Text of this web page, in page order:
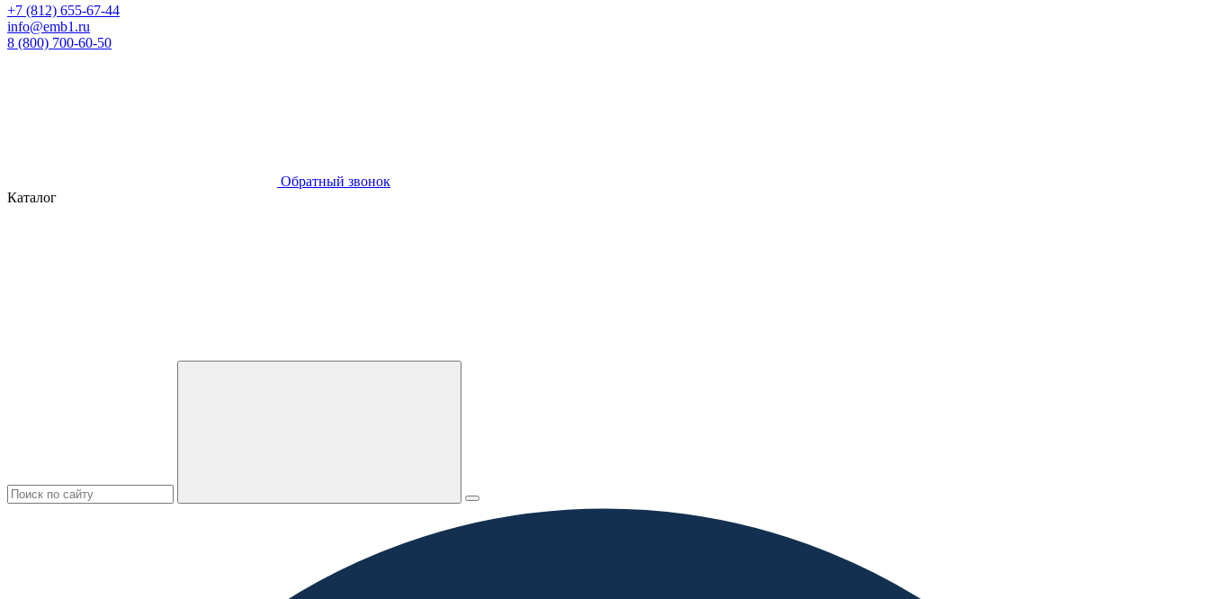
+7 (812) 655-67-44
info@emb1.ru
8 (800) 700-60-50
Обратный звонок
Каталог